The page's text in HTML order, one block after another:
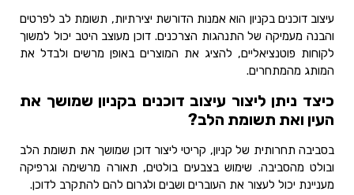
עיצוב דוכנים בקניון הוא אמנות הדורשת יצירתיות, תשומת לב לפרטים
והבנה מעמיקה של התנהגות הצרכנים. דוכן מעוצב היטב יכול למשוך
לקוחות פוטנציאליים, להציג את המוצרים באופן מרשים ולבדל את
המותג מהמתחרים.
כיצד ניתן ליצור עיצוב דוכנים בקניון שמושך את
העין ואת תשומת הלב?
בסביבה תחרותית של קניון, קריטי ליצור דוכן שמושך את תשומת הלב
ובולט מהסביבה. שימוש בצבעים בולטים, תאורה מרשימה וגרפיקה
מעניינת יכול לעצור את העוברים ושבים ולגרום להם להתקרב לדוכן.